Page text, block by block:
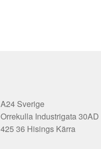
A24 Sverige
Orrekulla Industrigata 30AD
425 36 Hisings Kärra